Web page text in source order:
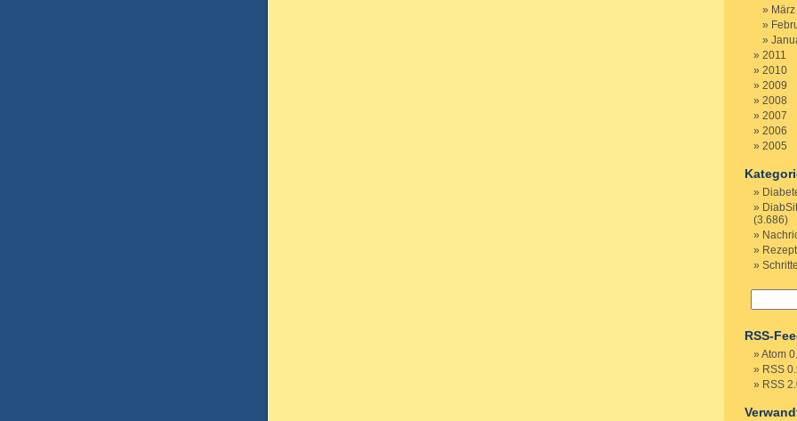
2011
2010
2009
2008
2007
2006
2005
(3.686)
RSS-
Atom
RSS
RSS